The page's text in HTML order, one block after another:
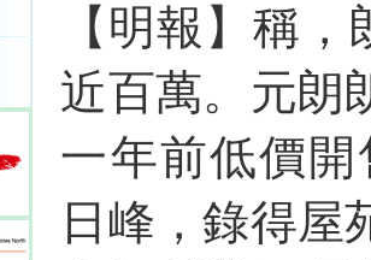
【明報】稱
近百萬。元朗
一年前低價
日峰，錄得屋